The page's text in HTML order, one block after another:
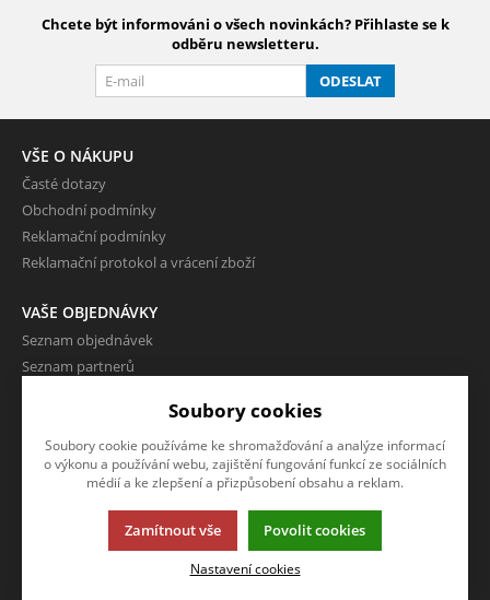
Chcete být informováni o všech novinkách? Přihlaste se k
odběru newsletteru.
ODESLAT
VŠE O NÁKUPU
Časté dotazy
Obchodní podmínky
Reklamační podmínky
Reklamační protokol a vrácení zboží
VAŠE OBJEDNÁVKY
Seznam objednávek
Seznam partnerů
VÝHODY A SLEVY
Soubory cookies
Soubory cookie používáme ke shromažďování a analýze informací
o výkonu a používání webu, zajištění fungování funkcí ze sociálních
médií a ke zlepšení a přizpůsobení obsahu a reklam.
Zamítnout vše Povolit cookies
Nastavení cookies